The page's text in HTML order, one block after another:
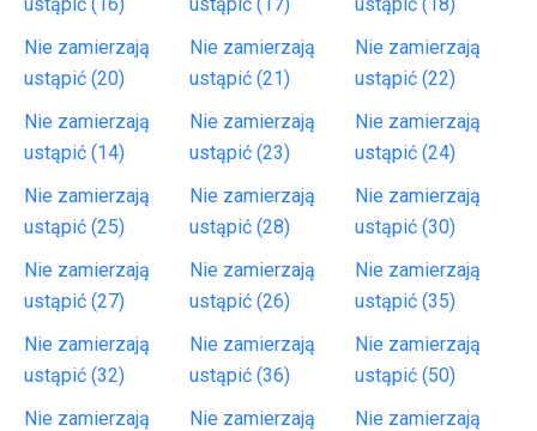
Nie zamierzają
ustąpić (20)
Nie zamierzają
ustąpić (21)
Nie zamierzają
ustąpić (22)
Nie zamierzają
ustąpić (14)
Nie zamierzają
ustąpić (23)
Nie zamierzają
ustąpić (24)
Nie zamierzają
ustąpić (25)
Nie zamierzają
ustąpić (28)
Nie zamierzają
ustąpić (30)
Nie zamierzają
ustąpić (27)
Nie zamierzają
ustąpić (26)
Nie zamierzają
ustąpić (35)
Nie zamierzają
ustąpić (32)
Nie zamierzają
ustąpić (36)
Nie zamierzają
ustąpić (50)
Nie zamierzają
Nie zamierzają
Nie zamierzają